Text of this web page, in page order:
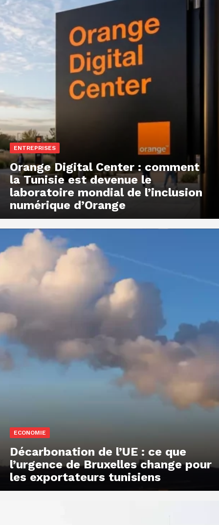
ENTREPRISES
Orange Digital Center : comment
la Tunisie est devenue le
laboratoire mondial de l’inclusion
numérique d’Orange
ECONOMIE
Décarbonation de l’UE : ce que
l’urgence de Bruxelles change pour
les exportateurs tunisiens